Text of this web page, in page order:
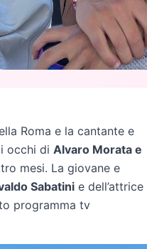
Roma e la cantante e
occhi di Alvaro Morata e
mesi. La giovane e
Sabatini e dell’attrice
programma tv